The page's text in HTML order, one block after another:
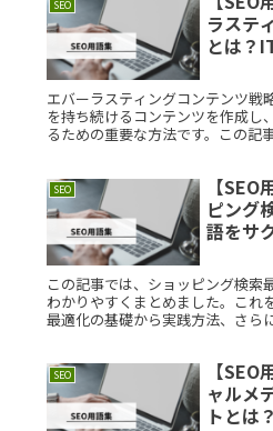
SEO
ラステ
とは？
エバーラスティングコンテンツ戦
を持ち続けるコンテンツを作成し
るための重要な方法です。この記
SEO
【
ピング
語をサ
この記事では、ショッピング検索
わかりやすくまとめました。これ
最適化の基礎から実践方法、さら
SEO
【
ャルメ
トとは